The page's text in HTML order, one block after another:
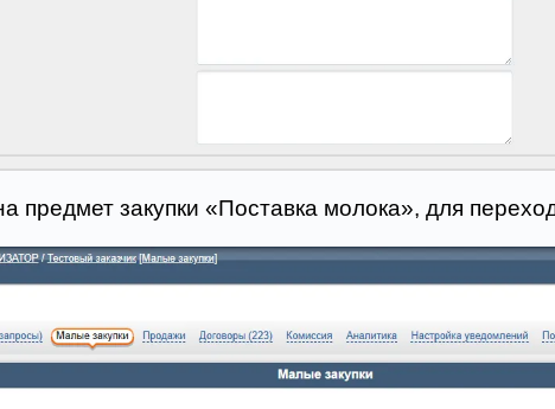
закупки «Поставка молока», для